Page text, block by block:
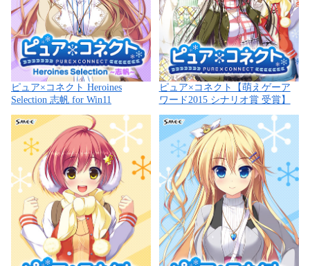
ピュア×コネクト Heroines
Selection 志帆 for Win11
ピュア×コネクト【萌えゲーア
ワード2015 シナリオ賞 受賞】